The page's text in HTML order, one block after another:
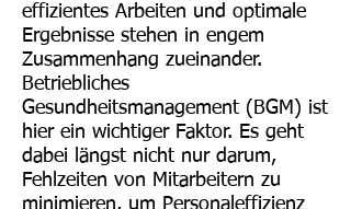
effizientes Arbeiten und optimale
Ergebnisse stehen in engem
Zusammenhang zueinander.
Betriebliches
Gesundheitsmanagement (BGM) ist
hier ein wichtiger Faktor. Es geht
dabei längst nicht nur darum,
Fehlzeiten von Mitarbeitern zu
minimieren, um Personaleffizienz